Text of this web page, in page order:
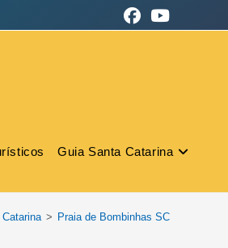
Guia Santa Catarina
> Praia de Bombinhas SC